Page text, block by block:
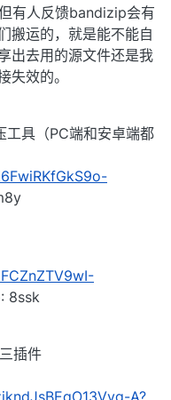
有人反馈bandizip会有
搬运的，就是能不能自
出去用的源文件还是我
失效的。
工具（PC端和安卓端都
8ssk
插件
A?